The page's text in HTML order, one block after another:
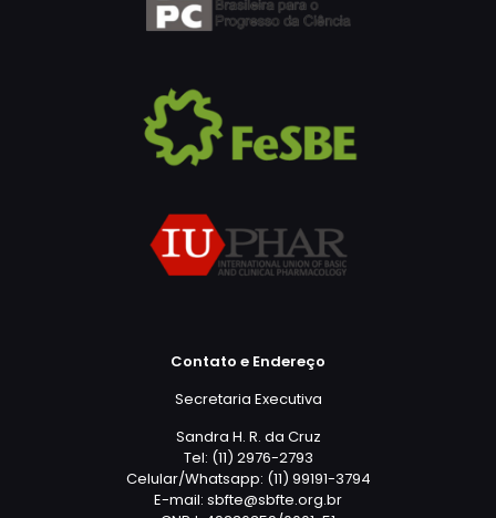
Contato e Endereço
Secretaria Executiva
Sandra H. R. da Cruz
Tel: (11) 2976-2793
Celular/Whatsapp: (11) 99191-3794
E-mail: sbfte@sbfte.org.br